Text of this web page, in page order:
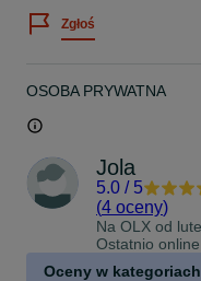
Zgłoś
OSOBA PRYWATNA
Jola
5.0 / 5
(4 oceny)
Na OLX od
Ostatnio
Oceny w